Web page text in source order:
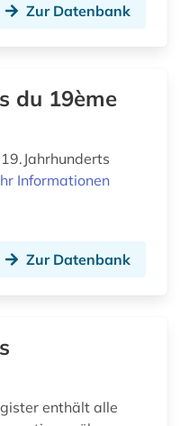
Zur Datenbank
du 19ème
Informationen
Zur Datenbank
enthält alle